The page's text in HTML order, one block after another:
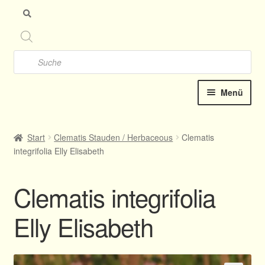
Products
search
Menü
Clematis-Shop
Termine
Start Clematis Stauden / Herbaceous
Clematis
integrifolia Elly Elisabeth
Clematis integrifolia
Elly Elisabeth